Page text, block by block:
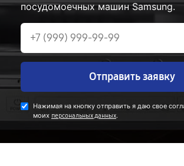
посудомоечных машин Samsung.
Отправить заявку
Нажимая на кнопку отправить я даю свое
моих персональных данных.